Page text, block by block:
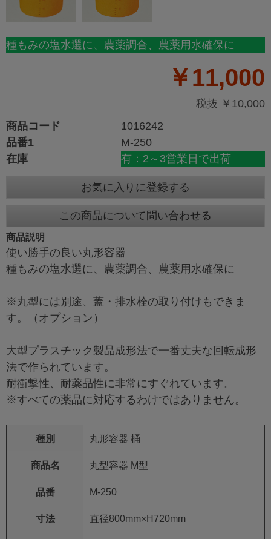
種もみの塩水選に、農薬調合、農薬用水確保に
￥11,000
税抜 ￥10,000
商品コード
1016242
品番1
M-250
在庫
有：2～3営業日で出荷
お気に入りに登録する
この商品について問い合わせる
商品説明
使い勝手の良い丸形容器
種もみの塩水選に、農薬調合、農薬用水確保に
※丸型には別途、蓋・排水栓の取り付けもできま
す。（オプション）
大型プラスチック製品成形法で一番丈夫な回転成形
法で作られています。
耐衝撃性、耐薬品性に非常にすぐれています。
※すべての薬品に対応するわけではありません。
種別 丸形容器 桶
商品名 丸型容器 M型
品番 M-250
寸法 直径800mm×H720mm